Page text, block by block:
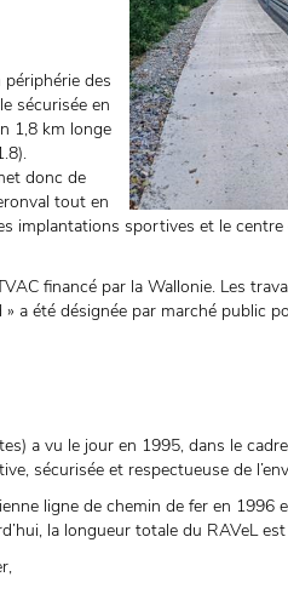
des
sécurisée en
1,8 km longe
donc de
tout en
implantations sportives et le centre
financé par la Wallonie. Les
a été désignée par marché public
a vu le jour en 1995, dans le
sécurisée et respectueuse de
ligne de chemin de fer en 1996
la longueur totale du RAVeL